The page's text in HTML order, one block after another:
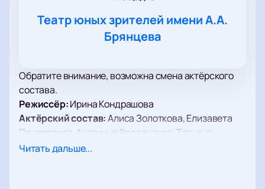
Театр юных зрителей имени А.А.
Брянцева
Обратите внимание, возможна смена актёрского
состава.
Режиссёр:Ирина Кондрашова
Актёрский состав:Алиса Золоткова, Елизавета
Прилепская, Антонина Введенская, Татьяна
Маколова, Радик Галиуллин, Виталий Кононов,
Читать дальше...